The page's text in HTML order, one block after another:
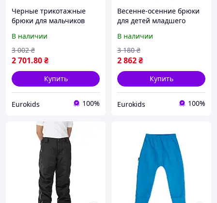
Черные трикотажные
брюки для мальчиков
В наличии
2 701.80₴
3 002 ₴
Купить
Eurokids 100%
Весенне-осенние брюки
для детей младшего
В наличии
2 862₴
3 180 ₴
Купить
Eurokids 100%